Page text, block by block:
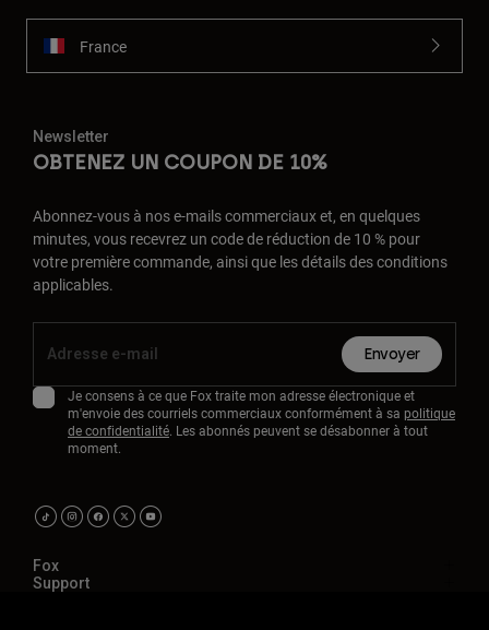
France
Newsletter
OBTENEZ UN COUPON DE 10%
Abonnez-vous à nos e-mails commerciaux et, en quelques
minutes, vous recevrez un code de réduction de 10 % pour
votre première commande, ainsi que les détails des conditions
applicables.
Envoyer
Je consens à ce que Fox traite mon adresse électronique et
m'envoie des courriels commerciaux conformément à sa politique
de confidentialité. Les abonnés peuvent se désabonner à tout
moment.
Fox
Support